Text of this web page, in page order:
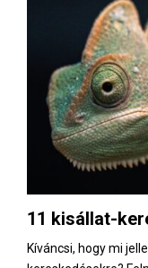
11 kisállat-
Kíváncsi, hogy mi